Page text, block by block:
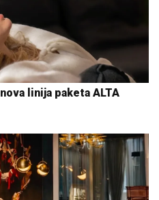
linija paketa ALTA